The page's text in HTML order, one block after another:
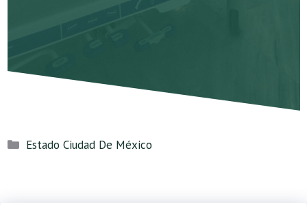
Categorías
Estado Ciudad De México